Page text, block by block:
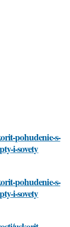
pohudenie-s-
i-sovety
pohudenie-s-
i-sovety